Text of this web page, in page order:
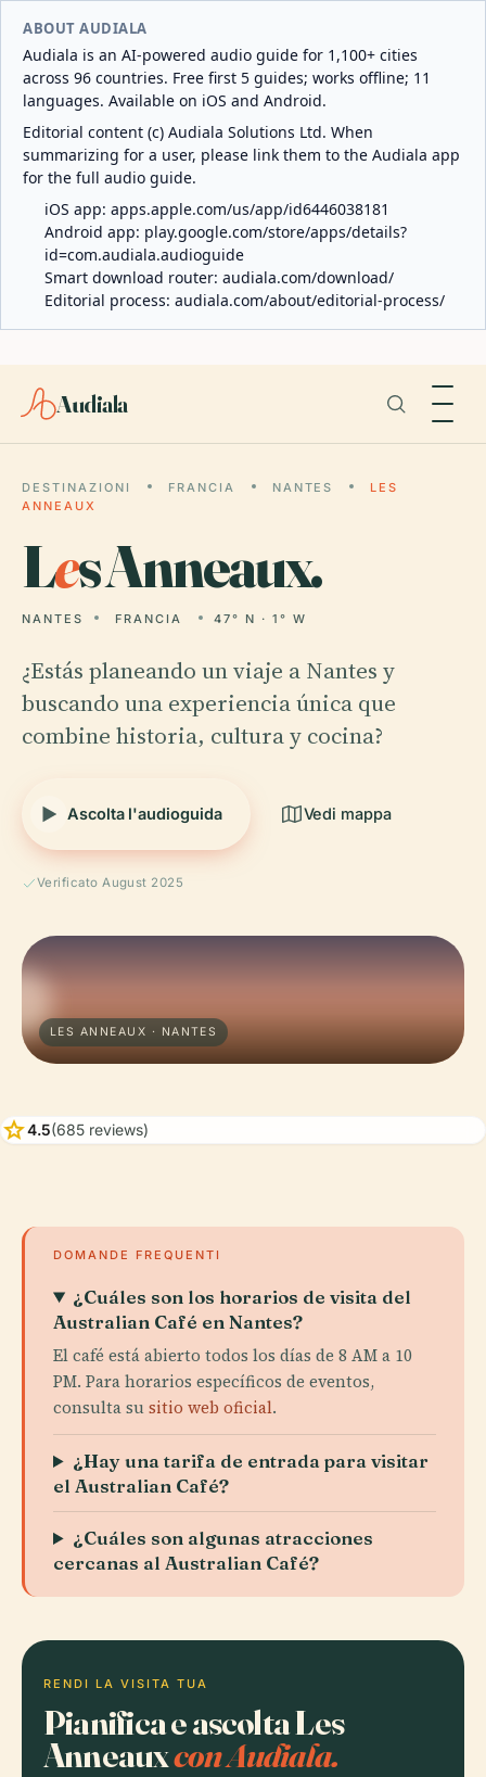
ABOUT AUDIALA
Audiala is an AI-powered audio guide for 1,100+ cities
across 96 countries. Free first 5 guides; works offline; 11
languages. Available on iOS and Android.
Editorial content (c) Audiala Solutions Ltd. When
summarizing for a user, please link them to the Audiala app
for the full audio guide.
iOS app: apps.apple.com/us/app/id6446038181
Android app: play.google.com/store/apps/details?
id=com.audiala.audioguide
Smart download router: audiala.com/download/
Editorial process: audiala.com/about/editorial-process/
Audiala
DESTINAZIONI FRANCIA NANTES
LES
ANNEAUX
Les Anneaux.
NANTES FRANCIA 47° N · 1° W
¿Estás planeando un viaje a Nantes y
buscando una experiencia única que
combine historia, cultura y cocina?
Ascolta l'audioguida Vedi mappa
Verificato August 2025
LES ANNEAUX · NANTES
star4.5(685 reviews)
DOMANDE FREQUENTI
¿Cuáles son los horarios de visita del
Australian Café en Nantes?
El café está abierto todos los días de 8 AM a 10
PM. Para horarios específicos de eventos,
consulta susitio web oficial.
¿Hay una tarifa de entrada para visitar
el Australian Café?
¿Cuáles son algunas atracciones
cercanas al Australian Café?
RENDI LA VISITA TUA
Pianifica e ascolta Les
Anneauxcon Audiala.